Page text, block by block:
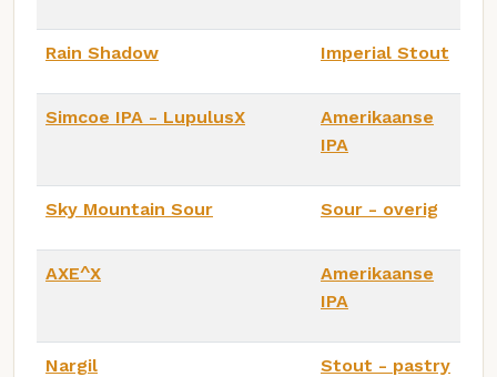
Rain Shadow Imperial Stout
Simcoe IPA - LupulusX
Amerikaanse
IPA
Sky Mountain Sour Sour - overig
AXE^X
Amerikaanse
IPA
Nargil Stout - pastry